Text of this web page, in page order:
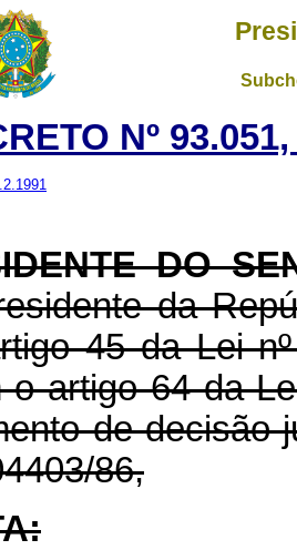
Nº
DO
da
45 da Lei
o artigo 64 da
de decisão
86,